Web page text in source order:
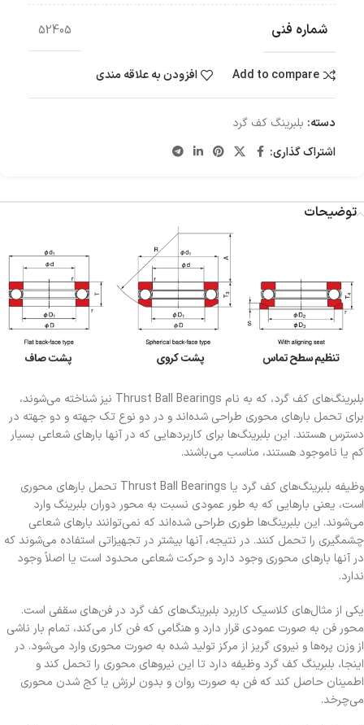
شماره فنی 52405
Add to compare افزودن به علاقه مندی
دسته: بلبرینگ کف گرد
اشتراک گذاری:
توضیحات
بلبرینگ‌های کف گرد، که به نام Thrust Ball Bearings نیز شناخته می‌شوند،
برای تحمل بارهای محوری طراحی شده‌اند و در دو نوع تک جهته و دو جهته در
دسترس هستند. این بلبرینگ‌ها برای کاربردهایی که در آنها بارهای شعاعی بسیار
کم یا ناموجود هستند، مناسب می‌باشند.
وظیفه بلبرینگ‌های کف گرد یا Thrust Ball Bearings تحمل بارهای محوری
است، یعنی بارهایی که به طور عمودی نسبت به محور دوران بلبرینگ وارد
می‌شوند. این بلبرینگ‌ها طوری طراحی شده‌اند که نمی‌توانند بارهای شعاعی
چشمگیری را تحمل کنند. در نتیجه، آنها بیشتر در تجهیزاتی استفاده می‌شوند که
در آنها بارهای محوری وجود دارد و حرکت شعاعی محدود است یا اصلاً وجود
ندارد.
یکی از مثال‌های کلاسیک کاربرد بلبرینگ‌های کف گرد در فن‌های سقفی است.
محور فن به صورت عمودی قرار دارد و هنگامی که فن کار می‌کند، تمام بار ناشی
از وزن پره‌ها و نیروی گریز از مرکز تولید شده به صورت محوری وارد می‌شود. در
اینجا، بلبرینگ کف گرد وظیفه دارد تا این نیروهای محوری را تحمل کند و
اطمینان حاصل کند که فن به صورت روان و بدون لرزش یا کج شدن محوری
می‌چرخد.